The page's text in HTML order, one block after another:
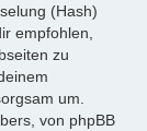
(Hash)
empfohlen,
zu
um.
von phpBB